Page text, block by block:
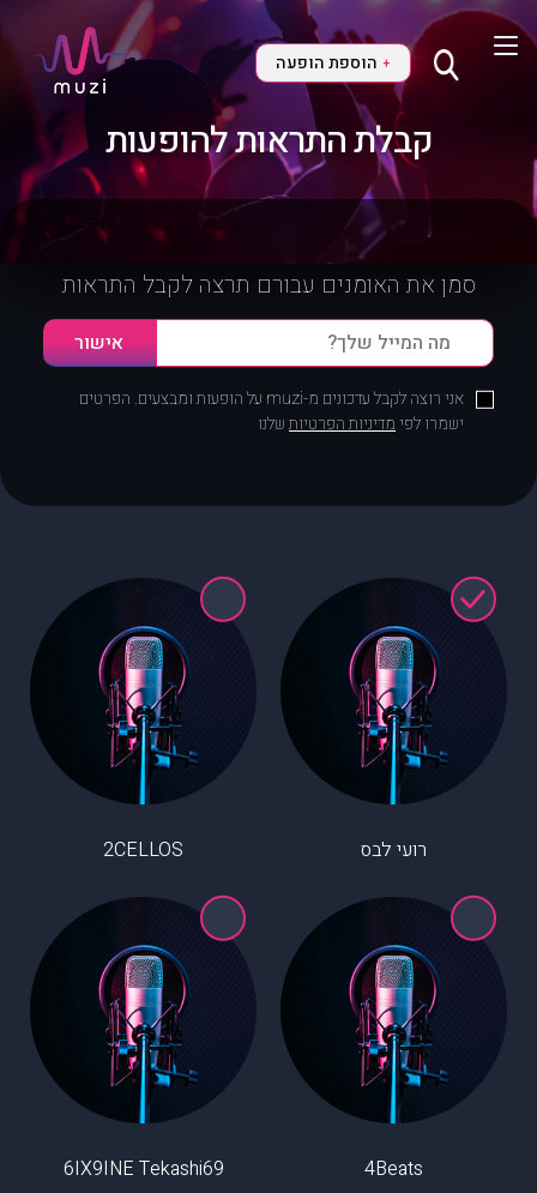
+ הוספת הופעה
קבלת התראות להופעות
סמן את האומנים עבורם תרצה לקבל התראות
אני רוצה לקבל עדכונים מ-muzi על הופעות ומבצעים. הפרטים
ישמרו לפימדיניות הפרטיותשלנו
רועי לבס 2CELLOS
4Beats
6IX9INE Tekashi69